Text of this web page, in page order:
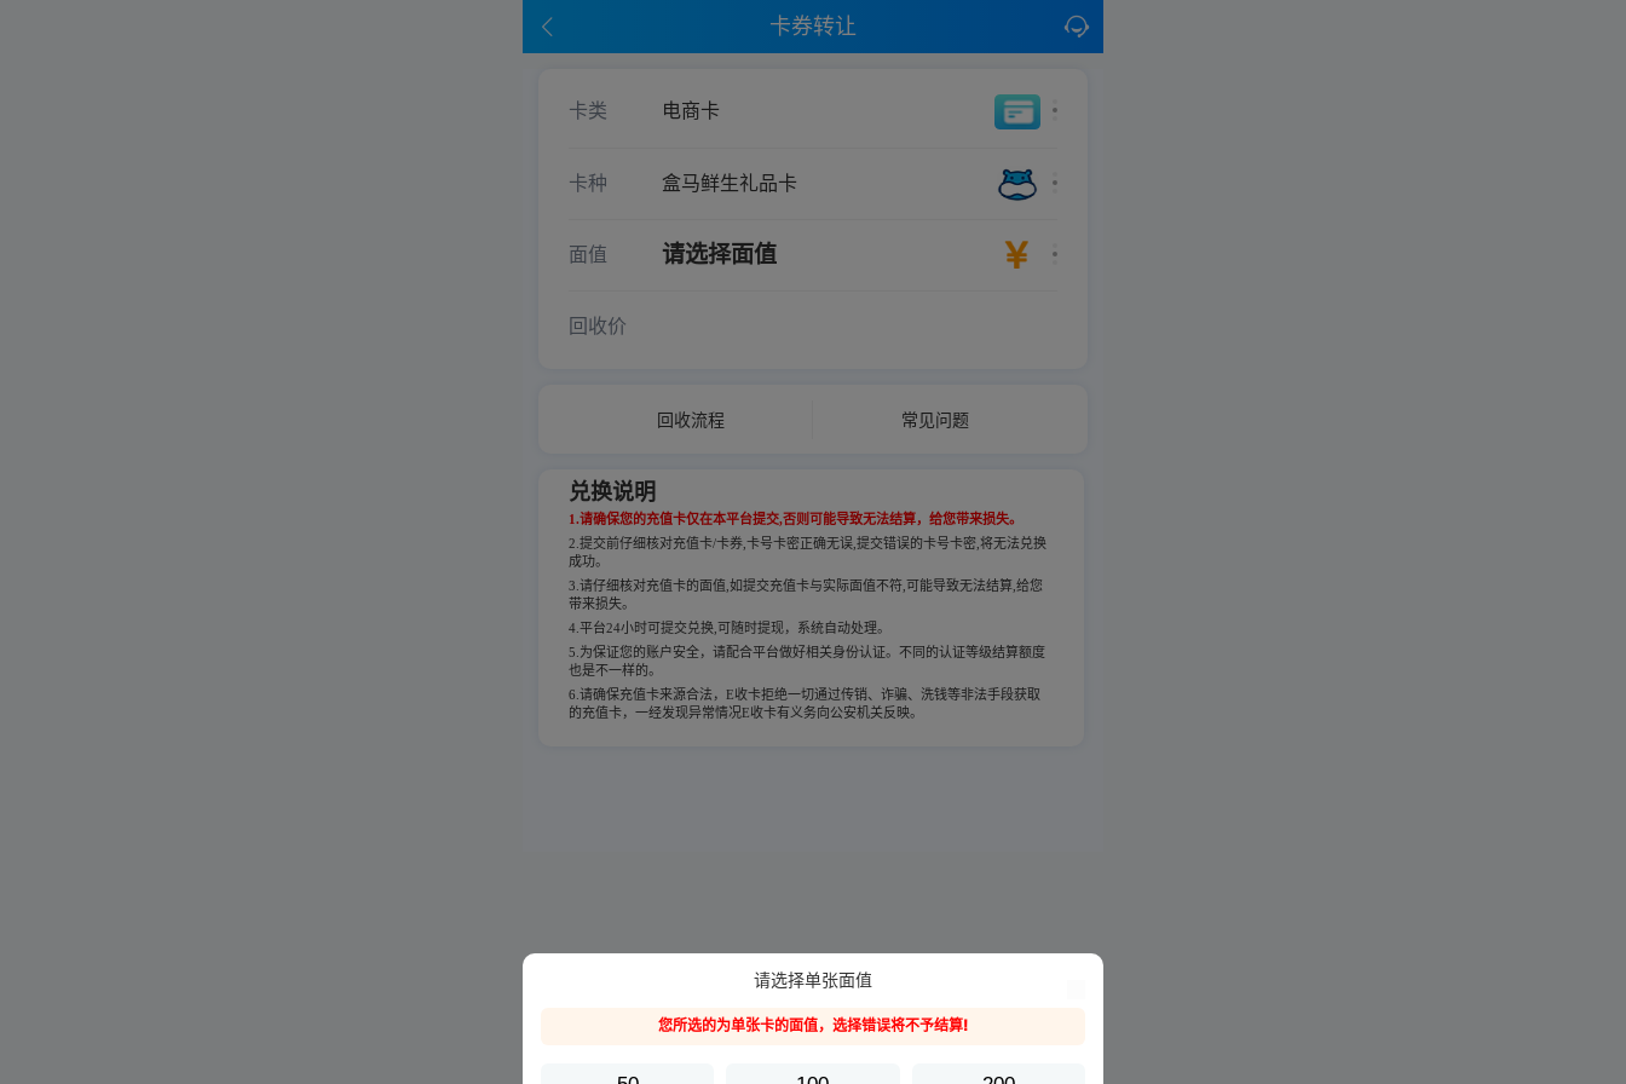
卡券转让
卡类 电商卡
卡种 盒马鲜生礼品卡
面值 请选择面值
回收价
回收流程 常见问题
兑换说明
1.请确保您的充值卡仅在本平台提交,否则可能导致无法结算，给您带来损失。
2.提交前仔细核对充值卡/卡券,卡号卡密正确无误,提交错误的卡号卡密,将无法兑换
成功。
3.请仔细核对充值卡的面值,如提交充值卡与实际面值不符,可能导致无法结算,给您
带来损失。
4.平台24小时可提交兑换,可随时提现，系统自动处理。
5.为保证您的账户安全，请配合平台做好相关身份认证。不同的认证等级结算额度
也是不一样的。
6.请确保充值卡来源合法，E收卡拒绝一切通过传销、诈骗、洗钱等非法手段获取
的充值卡，一经发现异常情况E收卡有义务向公安机关反映。
请选择单张面值
您所选的为单张卡的面值，选择错误将不予结算!